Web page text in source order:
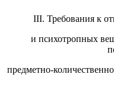
III. Требования к
и психотропных
предметно-